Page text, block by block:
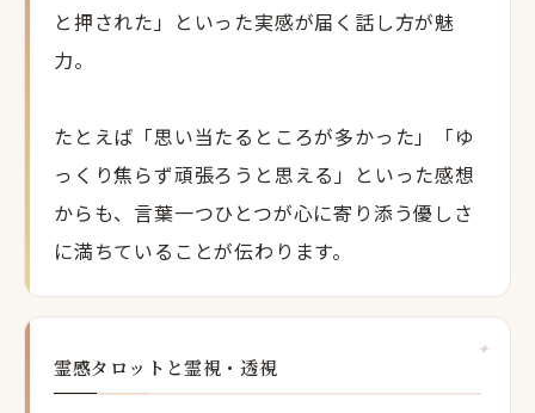
と押された」といった実感が届く話し方が魅
力。
たとえば「思い当たるところが多かった」「ゆ
っくり焦らず頑張ろうと思える」といった感想
からも、言葉一つひとつが心に寄り添う優しさ
に満ちていることが伝わります。
霊感タロットと霊視・透視